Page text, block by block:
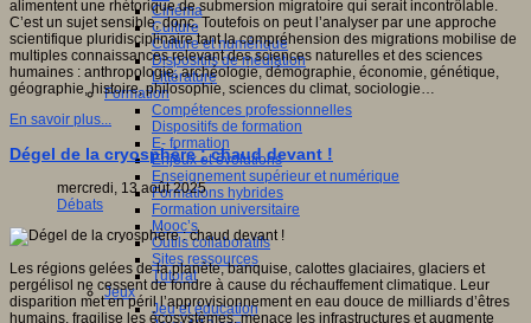
Cinéma
Culture
Culture et numérique
Dispositifs de médiation
Littérature
Formation
Compétences professionnelles
Dispositifs de formation
E- formation
Enjeux et évolutions
Enseignement supérieur et numérique
Formations hybrides
Formation universitaire
Mooc’s
Outils collaboratifs
Sites ressources
Tutorat
Jeux
Jeu et éducation
alimentent une rhétorique de submersion migratoire qui serait incontrôlable.
C’est un sujet sensible, donc. Toutefois on peut l’analyser par une approche
scientifique pluridisciplinaire tant la compréhension des migrations mobilise de
multiples connaissances relevant des sciences naturelles et des sciences
humaines : anthropologie, archéologie, démographie, économie, génétique,
géographie, histoire, philosophie, sciences du climat, sociologie…
En savoir plus...
Dégel de la cryosphère : chaud devant !
mercredi, 13 août 2025
Débats
Les régions gelées de la planète, banquise, calottes glaciaires, glaciers et
pergélisol ne cessent de fondre à cause du réchauffement climatique. Leur
disparition met en péril l’approvisionnement en eau douce de milliards d’êtres
humains, fragilise les écosystèmes, menace les infrastructures et augmente